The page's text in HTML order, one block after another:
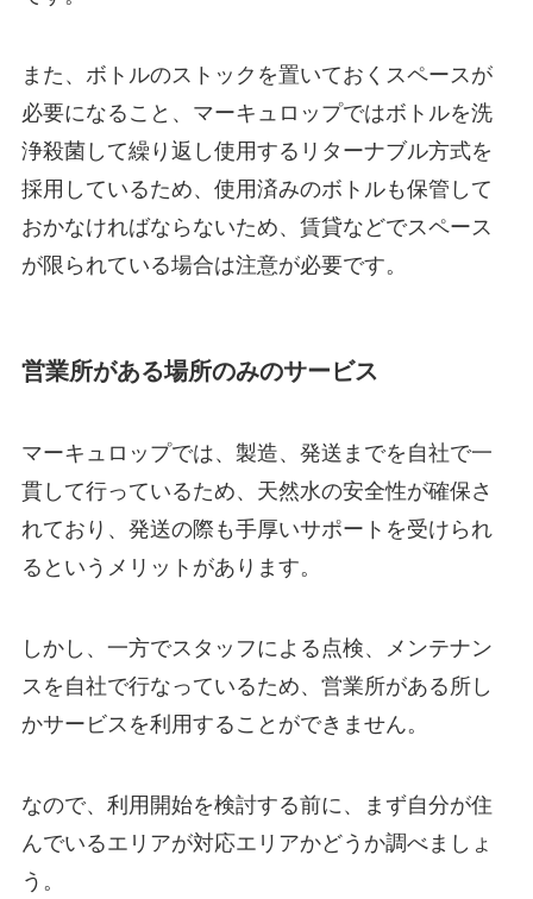
また、ボトルのストックを置いておくスペースが
必要になること、マーキュロップではボトルを洗
浄殺菌して繰り返し使用するリターナブル方式を
採用しているため、使用済みのボトルも保管して
おかなければならないため、賃貸などでスペース
が限られている場合は注意が必要です。
営業所がある場所のみのサービス
マーキュロップでは、製造、発送までを自社で一
貫して行っているため、天然水の安全性が確保さ
れており、発送の際も手厚いサポートを受けられ
るというメリットがあります。
しかし、一方でスタッフによる点検、メンテナン
スを自社で行なっているため、営業所がある所し
かサービスを利用することができません。
なので、利用開始を検討する前に、まず自分が住
んでいるエリアが対応エリアかどうか調べましょ
う。